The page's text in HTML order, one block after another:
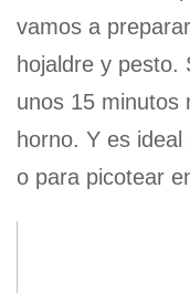
vamos a
hojaldre y pesto.
unos 15 minutos
horno. Y es
o para picotear